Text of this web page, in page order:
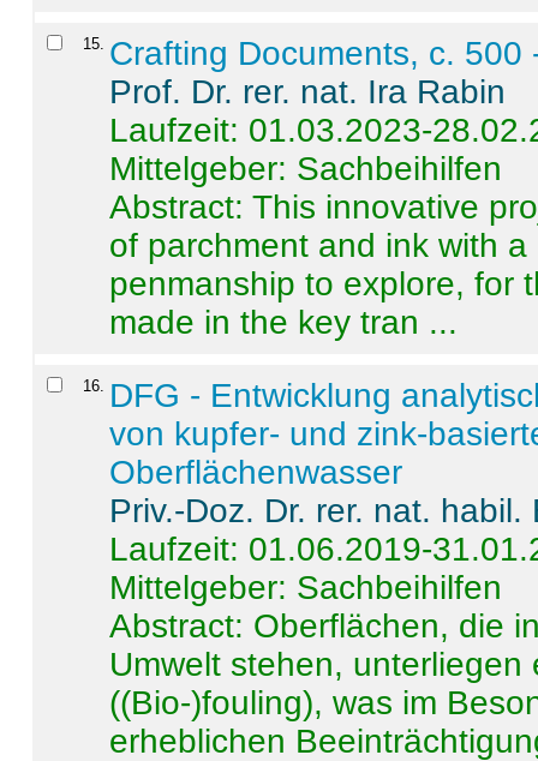
15 Crafting Documents, c. 500
Prof. Dr. rer. nat. Ira Rabin
Laufzeit: 01.03.2023-
Mittelgeber: Sachbeihilfen
Abstract:This innovative
of parchment and ink with
penmanship to explore, for
made in the key tran ...
16
DFG - Entwicklung
von kupfer- und zink-
Oberflächenwasser
Priv.-Doz. Dr. rer. nat.
Laufzeit: 01.06.2019-
Mittelgeber: Sachbeihilfen
Abstract: Oberflächen, die
Umwelt stehen,
((Bio-)fouling), was im
erheblichen